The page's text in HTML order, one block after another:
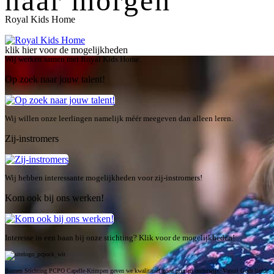
klik hier voor de mogelijkheden
Royal Kids Home
Wij werken samen met Royal Kids Home.
Op zoek naar jouw talent!
Wij willen onze leerlingen namelijk méér meegeven dan alleen leren.
Zij-instromers
Wij hebben interessante mogelijkheden voor zij-instromers!
Kom ook bij ons werken!
Interesse in een baan bij onze stichting? Klik voor de mogelijkheden!
Binnen Stichting PCPO Capelle-Krimpen geven we kwalitatief goed primair onderwijs. Vanuit Gods liefde